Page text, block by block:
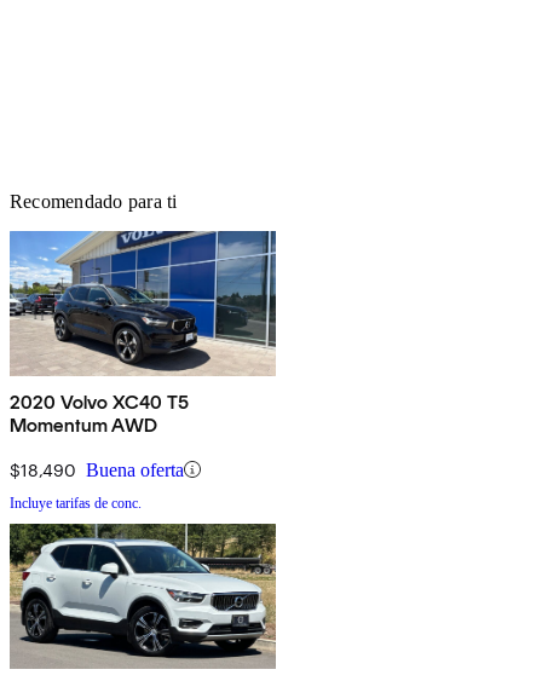
Recomendado para ti
2020 Volvo XC40 T5
Momentum AWD
$18,490 Buena oferta
Incluye tarifas de conc.